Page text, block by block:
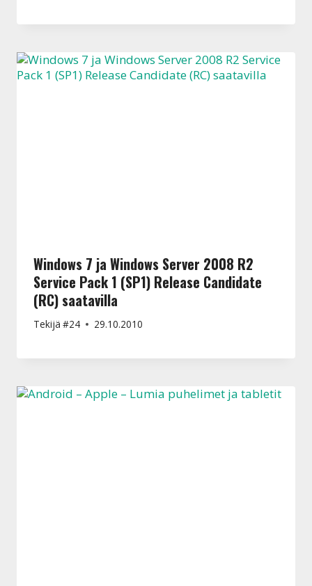
Windows 7 ja Windows Server 2008 R2
Service Pack 1 (SP1) Release Candidate
(RC) saatavilla
Tekijä #24 29.10.2010